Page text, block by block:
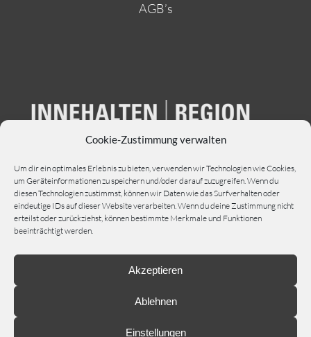
Cookie-Zustimmung verwalten
Um dir ein optimales Erlebnis zu bieten, verwenden wir Technologien wie Cookies,
um Geräteinformationen zu speichern und/oder darauf zuzugreifen. Wenn du
diesen Technologien zustimmst, können wir Daten wie das Surfverhalten oder
eindeutige IDs auf dieser Website verarbeiten. Wenn du deine Zustimmung nicht
erteilst oder zurückziehst, können bestimmte Merkmale und Funktionen
beeinträchtigt werden.
Akzeptieren
Ablehnen
Einstellungen
AGB’s